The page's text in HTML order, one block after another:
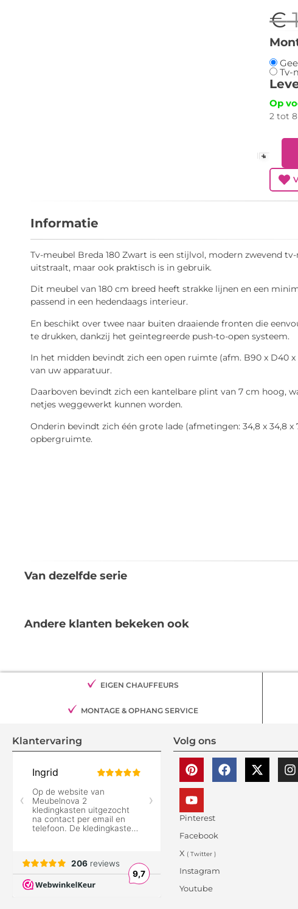
€
Tv-
Op
2 tot
-
+
Informatie
Tv-meubel Breda 180 Zwart is een stijlvol, modern zwevend
uitstraalt, maar ook praktisch is in gebruik.
Dit meubel van 180 cm breed heeft strakke lijnen en een
passend in een hedendaags interieur.
En beschikt over twee naar buiten draaiende fronten die
te drukken, dankzij het geïntegreerde push-to-open systeem.
In het midden bevindt zich een open ruimte (afm. B90 x D40
van uw apparatuur.
Daarboven bevindt zich een kantelbare plint van 7 cm hoog,
netjes weggewerkt kunnen worden.
Onderin bevindt zich één grote lade (afmetingen: 34,8 x 34,8 x
opbergruimte.
Van dezelfde serie
Andere klanten bekeken ook
EIGEN CHAUFFEURS
MONTAGE & OPHANG SERVICE
Klantervaring Volg ons
Pinterest
Facebook
X ( Twitter )
Instagram
Youtube